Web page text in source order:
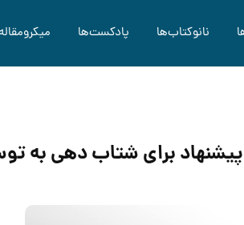
نانوکتاب‌ها پادکست‌ها
برای شتاب دهی به